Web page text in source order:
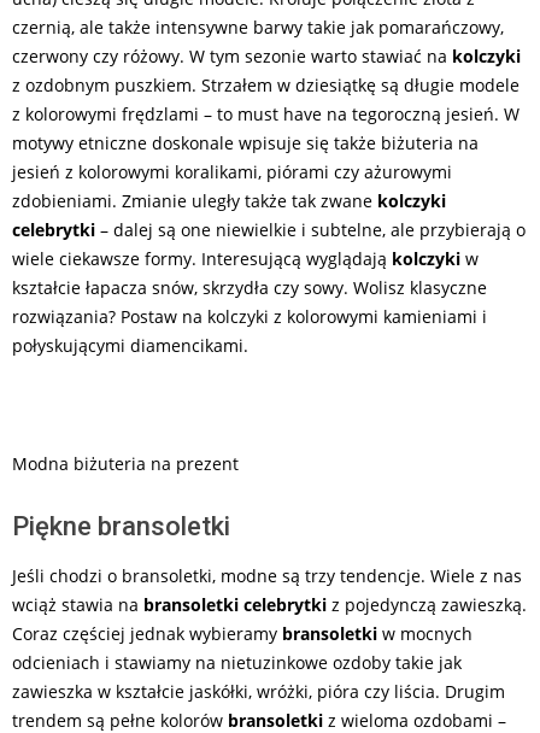
czernią, ale także intensywne barwy takie jak pomarańczowy,
czerwony czy różowy. W tym sezonie warto stawiać na kolczyki
z ozdobnym puszkiem. Strzałem w dziesiątkę są długie modele
z kolorowymi frędzlami – to must have na tegoroczną jesień. W
motywy etniczne doskonale wpisuje się także biżuteria na
jesień z kolorowymi koralikami, piórami czy ażurowymi
zdobieniami. Zmianie uległy także tak zwane kolczyki
celebrytki – dalej są one niewielkie i subtelne, ale przybierają o
wiele ciekawsze formy. Interesującą wyglądają kolczyki w
kształcie łapacza snów, skrzydła czy sowy. Wolisz klasyczne
rozwiązania? Postaw na kolczyki z kolorowymi kamieniami i
połyskującymi diamencikami.
Modna biżuteria na prezent
Piękne bransoletki
Jeśli chodzi o bransoletki, modne są trzy tendencje. Wiele z nas
wciąż stawia na bransoletki celebrytki z pojedynczą zawieszką.
Coraz częściej jednak wybieramy bransoletki w mocnych
odcieniach i stawiamy na nietuzinkowe ozdoby takie jak
zawieszka w kształcie jaskółki, wróżki, pióra czy liścia. Drugim
trendem są pełne kolorów bransoletki z wieloma ozdobami –